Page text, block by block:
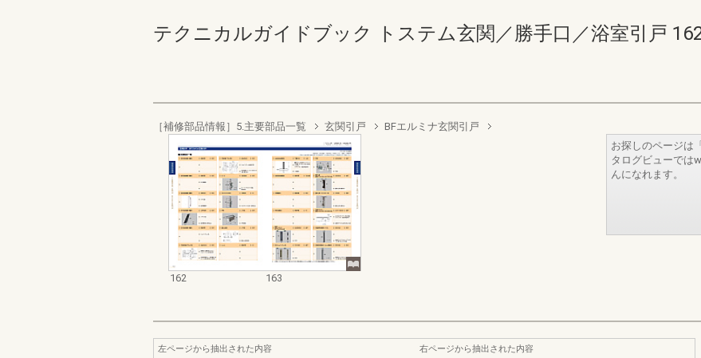
テクニカルガイドブック トステム玄関／勝手口／浴室引戸
［補修部品情報］5.主要部品一覧 玄関引戸 BFエルミナ玄関引戸
162 163
お探しのページは
タログビューでは
んになれます。
左ページから抽出された内容
右ページから抽出された内容